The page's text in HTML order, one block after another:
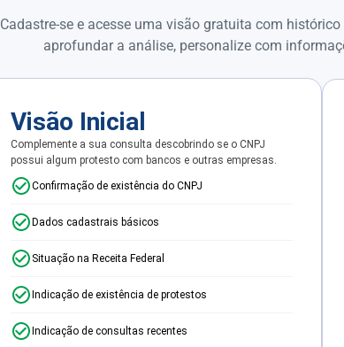
Cadastre-se e acesse uma visão gratuita com
aprofundar a análise, personalize com
Visão Inicial
Complemente a sua consulta descobrindo se o CNPJ
possui algum protesto com bancos e outras empresas.
Confirmação de existência do CNPJ
Dados cadastrais básicos
Situação na Receita Federal
Indicação de existência de protestos
Indicação de consultas recentes